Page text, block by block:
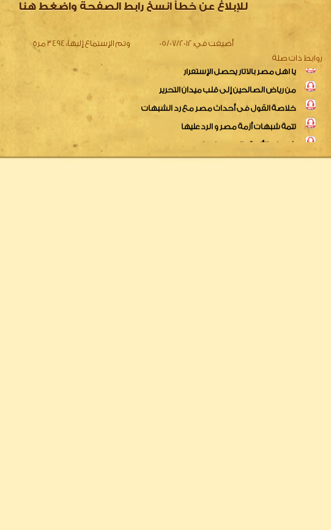
للإبلاغ عن خطأ انسخ رابط الصفحة واضغط هنا
أضيفت في: 05/07/2012 وتم الإستماع إليها: 3494 مرة
روابط ذات صلةمن رياض الصالحين إلى قلب ميدان التحرير
خلاصة القول فى أحداث مصر مع رد الشبهات
تتمة شبهات أزمة مصر و الرد عليها
شبهات الأزمة والردود عليها
وقفة سريعة مع الأحداث